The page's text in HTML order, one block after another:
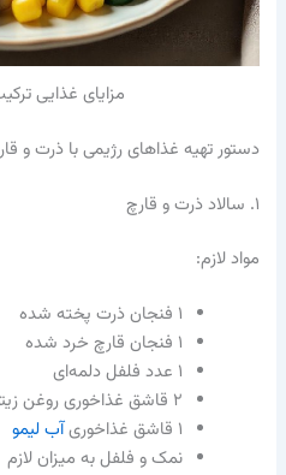
مزایای غذایی
دستور تهیه غذاهای رژیمی با ذرت و
۱. سالاد ذرت و قارچ
مواد لازم:
۱ فنجان ذرت پخته شده
۱ فنجان قارچ خرد شده
۱ عدد فلفل دلمه‌ای
۲ قاشق غذاخوری روغن زیتون
۱ قاشق غذاخوری
آب لیمو
نمک و فلفل به میزان لازم